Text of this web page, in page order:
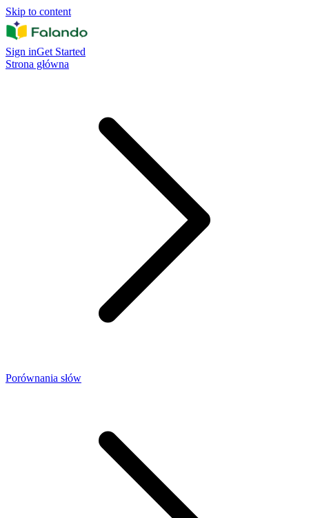
Skip to content
Sign inGet Started
Strona główna
Porównania słów